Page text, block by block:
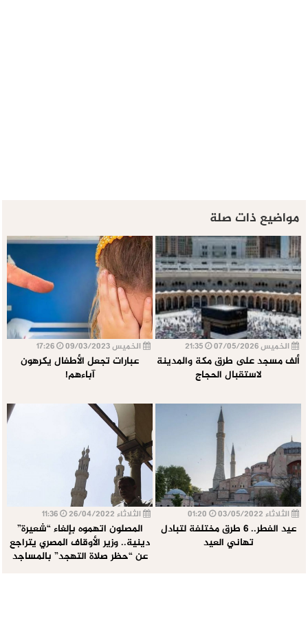
مواضيع ذات صلة
الخميس 07/05/2026
ألف مسجد على طرق مكة والمدينة
لاستقبال الحجاج
الخميس 09/03/2023
عبارات تجعل الأطفال يكرهون
آباءهم!
الثلاثاء 03/05/2022
عيد الفطر.. 6 طرق مختلفة لتبادل
تهاني العيد
الثلاثاء 26/04/2022
المصلون اتهموه بإلغاء “شعيرة”
دينية.. وزير الأوقاف المصري يتراجع
عن “حظر صلاة التهجد” بالمساجد